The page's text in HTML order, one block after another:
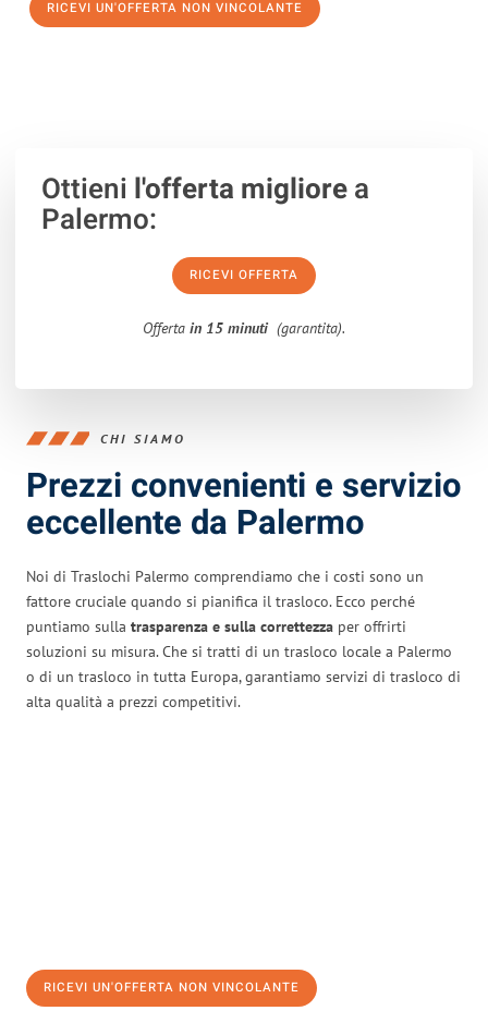
RICEVI UN'OFFERTA NON VINCOLANTE
Ottieni l'offerta migliorea
Palermo:
RICEVI OFFERTA
Offerta in 15 minuti (garantita).
CHI SIAMO
Prezzi convenienti e servizio
eccellente da Palermo
Noi di Traslochi Palermo comprendiamo che i costi sono un
fattore cruciale quando si pianifica il trasloco. Ecco perché
puntiamo sulla trasparenza e sulla correttezza per offrirti
soluzioni su misura. Che si tratti di un trasloco locale a Palermo
o di un trasloco in tutta Europa, garantiamo servizi di trasloco di
alta qualità a prezzi competitivi.
RICEVI UN'OFFERTA NON VINCOLANTE